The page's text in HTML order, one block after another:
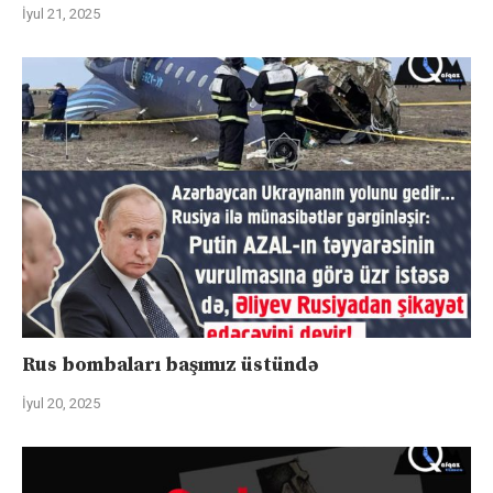
İyul 21, 2025
Rus bombaları başımız üstündə
İyul 20, 2025